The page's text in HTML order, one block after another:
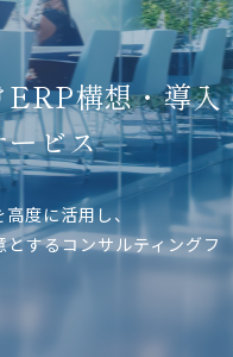
構想・導入
ービス
度に活用し、
するコンサルティングフ